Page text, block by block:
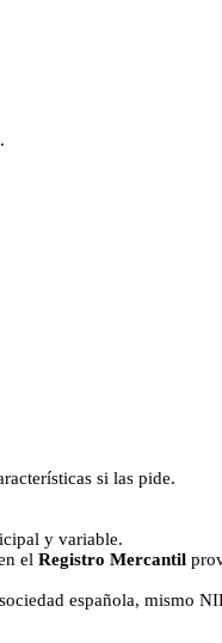
si las pide.
y variable.
el Registro Mercantil
española, mismo